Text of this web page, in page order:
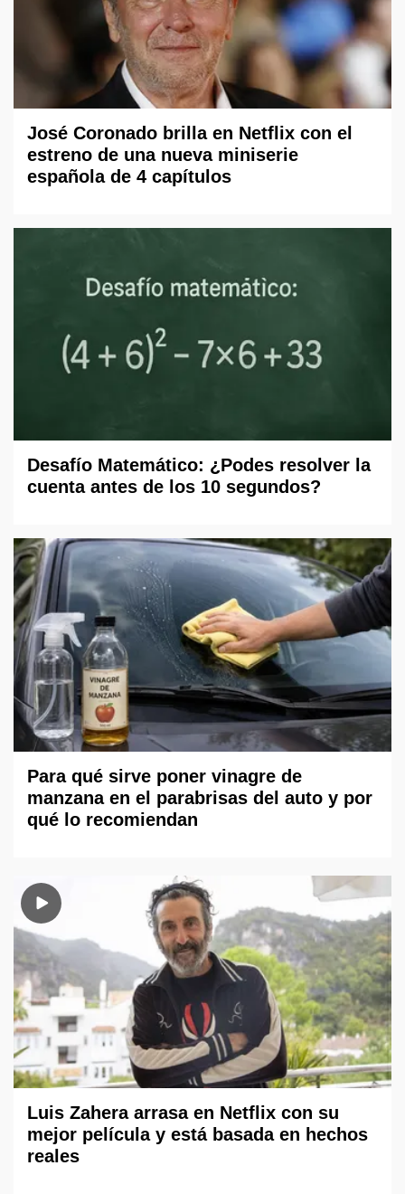
José Coronado brilla en Netflix con el
estreno de una nueva miniserie
española de 4 capítulos
Desafío Matemático: ¿Podes resolver la
cuenta antes de los 10 segundos?
Para qué sirve poner vinagre de
manzana en el parabrisas del auto y por
qué lo recomiendan
Luis Zahera arrasa en Netflix con su
mejor película y está basada en hechos
reales